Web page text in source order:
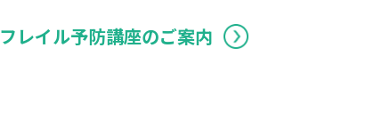
フレイル予防講座のご案内